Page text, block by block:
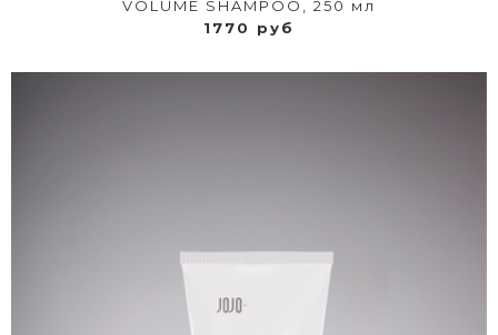
VOLUME SHAMPOO, 250 мл
1770 руб